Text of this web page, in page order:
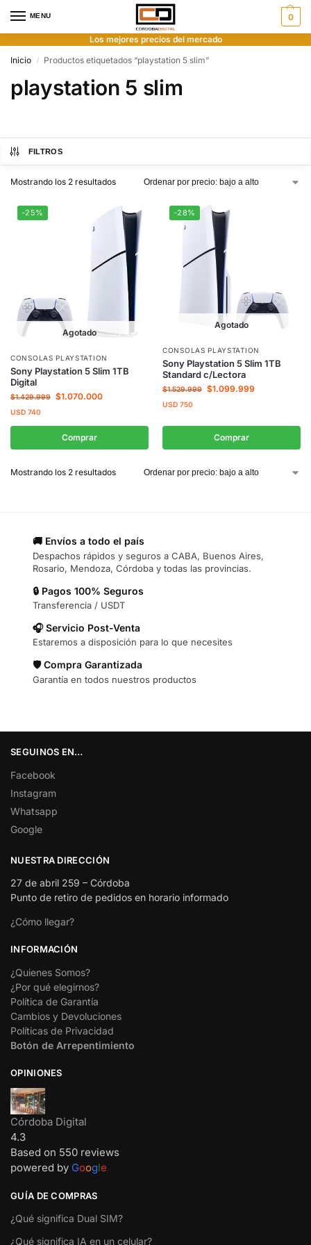
MENU 0
Los mejores precios del mercado
Inicio
/ Productos etiquetados “playstation 5 slim”
playstation 5 slim
FILTROS
Mostrando los 2 resultados
-25%
Agotado
CONSOLAS PLAYSTATION
Sony Playstation 5 Slim 1TB
Digital
$1.429.999 $1.070.000
USD 740
Comprar
-28%
Agotado
CONSOLAS PLAYSTATION
Sony Playstation 5 Slim 1TB
Standard c/Lectora
$1.529.999 $1.099.999
USD 750
Comprar
Mostrando los 2 resultados
🚚 Envíos a todo el país
Despachos rápidos y seguros a CABA, Buenos Aires,
Rosario, Mendoza, Córdoba y todas las provincias.
🔒 Pagos 100% Seguros
Transferencia / USDT
🎧 Servicio Post-Venta
Estaremos a disposición para lo que necesites
🛡️ Compra Garantizada
Garantía en todos nuestros productos
SEGUINOS EN…
Facebook
Instagram
Whatsapp
Google
NUESTRA DIRECCIÓN
27 de abril 259 – Córdoba
Punto de retiro de pedidos en horario informado
¿Cómo llegar?
INFORMACIÓN
¿Quienes Somos?
¿Por qué elegirnos?
Política de Garantía
Cambios y Devoluciones
Políticas de Privacidad
Botón de Arrepentimiento
OPINIONES
Córdoba Digital
4.3
Based on 550 reviews
powered by Google
GUÍA DE COMPRAS
¿Qué significa Dual SIM?
¿Qué significa IA en un celular?